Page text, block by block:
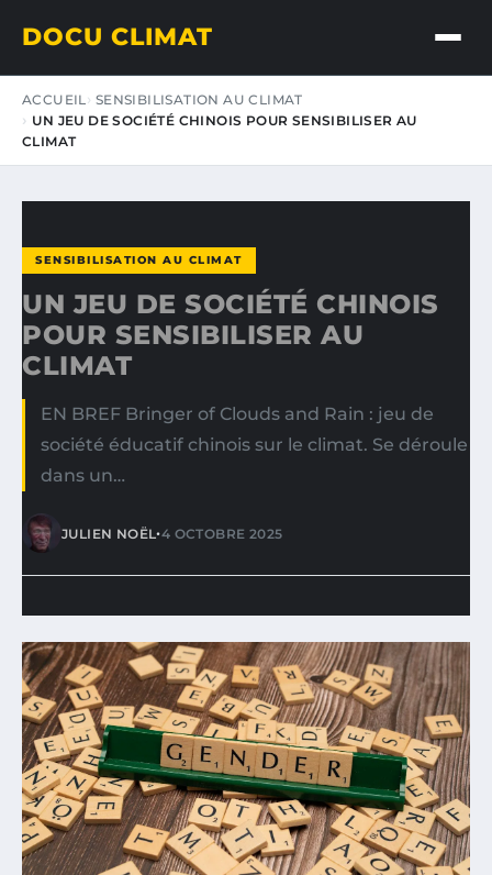
DOCU CLIMAT
ACCUEIL SENSIBILISATION AU CLIMAT
UN JEU DE SOCIÉTÉ CHINOIS POUR SENSIBILISER AU
CLIMAT
SENSIBILISATION AU CLIMAT
UN JEU DE SOCIÉTÉ CHINOIS
POUR SENSIBILISER AU
CLIMAT
EN BREF Bringer of Clouds and Rain : jeu de
société éducatif chinois sur le climat. Se déroule
dans un…
JULIEN NOËL•4 OCTOBRE 2025